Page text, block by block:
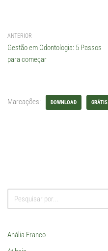
ANTERIOR
Gestão em Odontologia: 5 Passos
para começar
Marcações: DOWNLOAD GRÁTIS
Anália Franco